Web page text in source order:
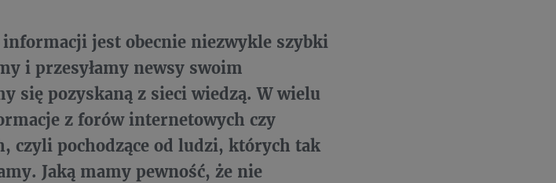
jest obecnie niezwykle szybki
i przesyłamy newsy swoim
się pozyskaną z sieci wiedzą. W wielu
z forów internetowych czy
czyli pochodzące od ludzi, których tak
Jaką mamy pewność, że nie